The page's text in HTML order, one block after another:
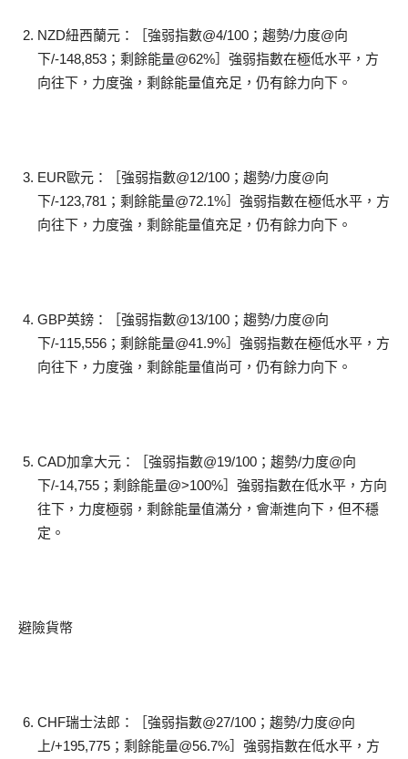
NZD紐西蘭元：［強弱指數@4/100；趨勢/力度@向
下/-148,853；剩餘能量@62%］強弱指數在極低水平，方
向往下，力度強，剩餘能量值充足，仍有餘力向下。
EUR歐元：［強弱指數@12/100；趨勢/力度@向
下/-123,781；剩餘能量@72.1%］強弱指數在極低水平，方
向往下，力度強，剩餘能量值充足，仍有餘力向下。
GBP英鎊：［強弱指數@13/100；趨勢/力度@向
下/-115,556；剩餘能量@41.9%］強弱指數在極低水平，方
向往下，力度強，剩餘能量值尚可，仍有餘力向下。
CAD加拿大元：［強弱指數@19/100；趨勢/力度@向
下/-14,755；剩餘能量@>100%］強弱指數在低水平，方向
往下，力度極弱，剩餘能量值滿分，會漸進向下，但不穩
定。
避險貨幣
CHF瑞士法郎：［強弱指數@27/100；趨勢/力度@向
上/+195,775；剩餘能量@56.7%］強弱指數在低水平，方